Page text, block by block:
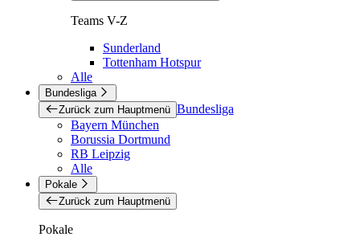
Teams V-Z
Sunderland
Tottenham Hotspur
Alle
Bundesliga
Zurück zum Hauptmenü Bundesliga
Bayern München
Borussia Dortmund
RB Leipzig
Alle
Pokale
Zurück zum Hauptmenü
Pokale